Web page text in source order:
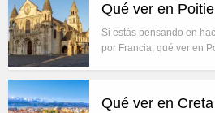
Qué ver en
Si estás pensando en
por Francia, qué ver en
Qué ver en